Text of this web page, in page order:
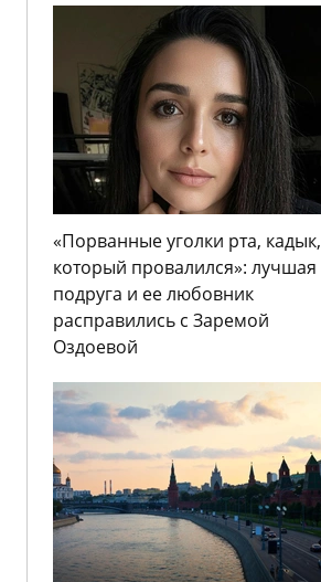
«Порванные уголки рта, кадык,
который провалился»: лучшая
подруга и ее любовник
расправились с Заремой
Оздоевой